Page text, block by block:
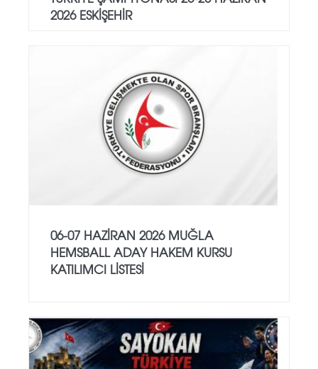
2026 ESKİŞEHİR
06-07 HAZİRAN 2026 MUĞLA
HEMSBALL ADAY HAKEM KURSU
KATILIMCI LİSTESİ